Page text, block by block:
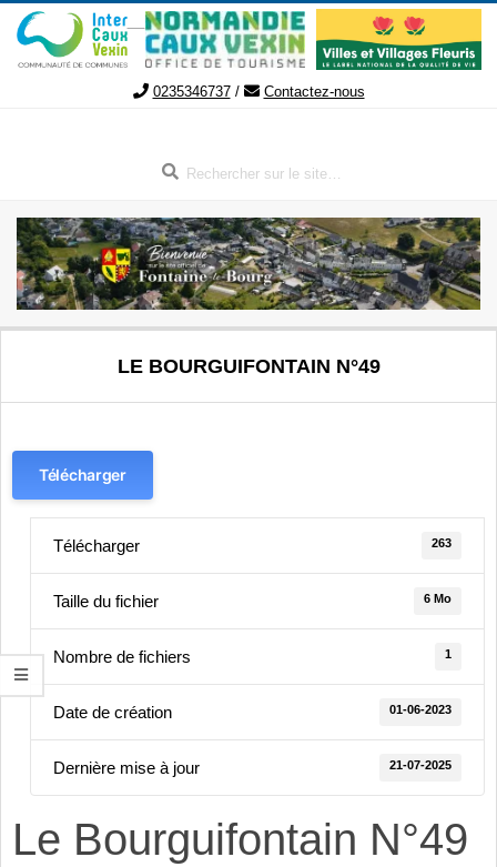
Aller
contenu
0235346737/ Contactez-nous
FONTAINE-
LE-
BOURG
LE BOURGUIFONTAIN N°49
Télécharger
Télécharger 263
Taille du fichier 6 Mo
Nombre de fichiers 1
Date de création 01-06-2023
Dernière mise à jour 21-07-2025
Le Bourguifontain N°49